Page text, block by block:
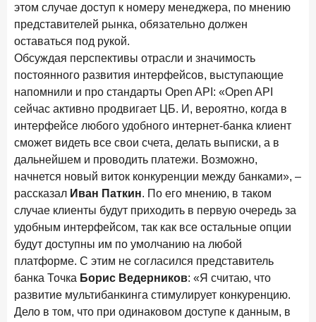
этом случае доступ к номеру менеджера, по мнению
представителей рынка, обязательно должен
оставаться под рукой.
Обсуждая перспективы отрасли и значимость
постоянного развития интерфейсов, выступающие
напомнили и про стандарты Open API: «Open API
сейчас активно продвигает ЦБ. И, вероятно, когда в
интерфейсе любого удобного интернет-банка клиент
сможет видеть все свои счета, делать выписки, а в
дальнейшем и проводить платежи. Возможно,
начнется новый виток конкуренции между банками», –
рассказал Иван Паткин. По его мнению, в таком
случае клиенты будут приходить в первую очередь за
удобным интерфейсом, так как все остальные опции
будут доступны им по умолчанию на любой
платформе. С этим не согласился представитель
банка Точка Борис Ведерников: «Я считаю, что
развитие мультибанкинга стимулирует конкуренцию.
Дело в том, что при одинаковом доступе к данным, в